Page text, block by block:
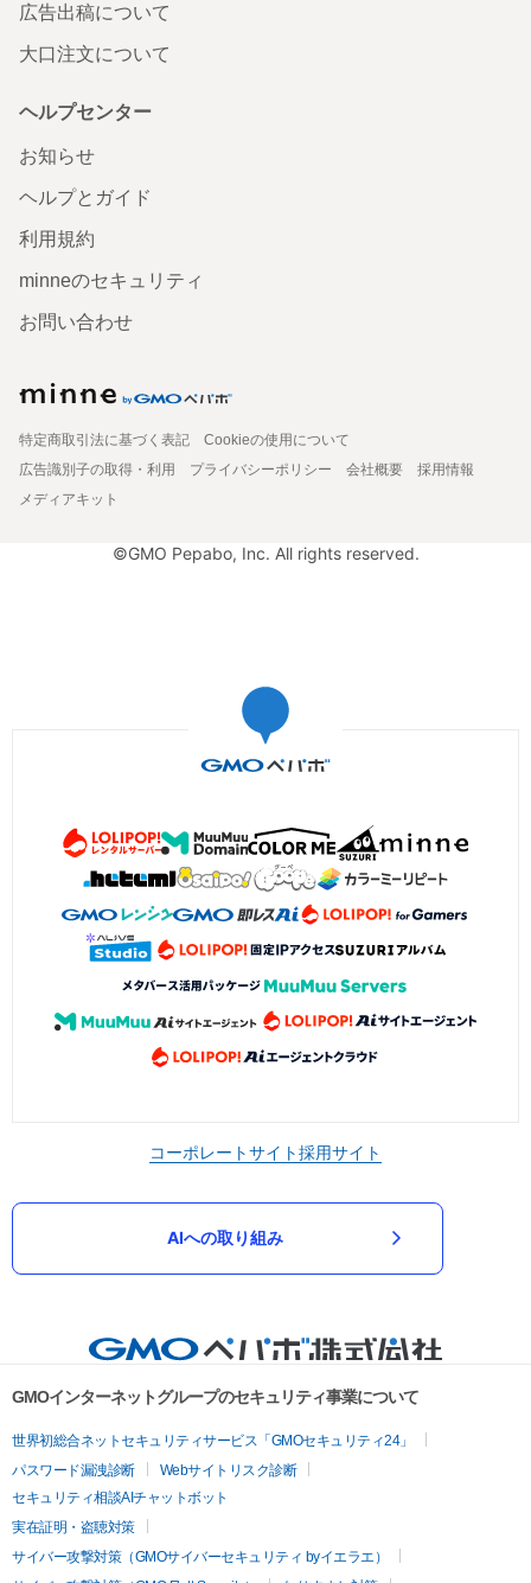
広告出稿について
大口注文について
ヘルプセンター
お知らせ
ヘルプとガイド
利用規約
minneのセキュリティ
お問い合わせ
特定商取引法に基づく表記
Cookieの使用について
広告識別子の取得・利用
プライバシーポリシー 会社概要
採用情報
メディアキット
©GMO Pepabo, Inc. All rights reserved.
コーポレートサイト採用サイト
AIへの取り組み
GMOインターネットグループのセキュリティ事業について
世界初総合ネットセキュリティサービス「GMOセキュリティ24」
パスワード漏洩診断
Webサイトリスク診断
セキュリティ相談AIチャットボット
実在証明・盗聴対策
サイバー攻撃対策（GMOサイバーセキュリティ byイエラエ）